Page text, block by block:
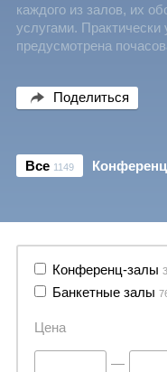
каждого из залов, их
услугами. Практически
предусмотрена
Поделиться
Все 1149
Конференц-залы
Банкетные залы
Цена
—